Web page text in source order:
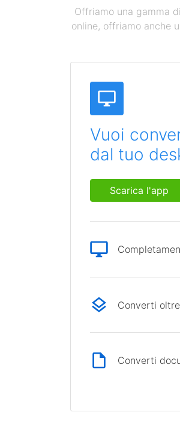
Offriamo una gamma
online, offriamo anche
Vuoi
dal tuo
Scarica l'app
Converti
Converti